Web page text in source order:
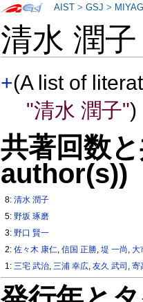
清水 潤
+(A list of
"清水 潤子")
共著回数
author(s))
8:清水 潤子
5:野坂 琢磨
3:野口 賢一
2:佐々木 康仁,信国 正勝,堤 一尚,大
1:三宅 武治,三浦 幸広,友久 武司 ,寄
AIST >GSJ >